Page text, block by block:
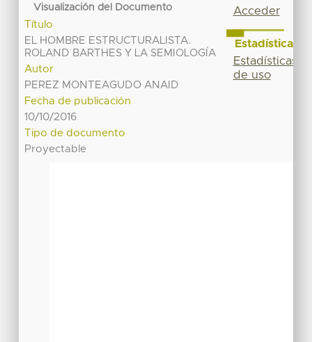
Visualización del Documento
Título
EL HOMBRE ESTRUCTURALISTA.
ROLAND BARTHES Y LA SEMIOLOGÍA
Autor
PEREZ MONTEAGUDO ANAID
Fecha de publicación
10/10/2016
Tipo de documento
Proyectable
Acceder
Estadísticas
Estadísticas
de uso